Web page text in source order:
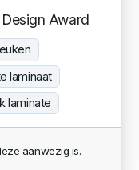
Award
laminaat
laminate
aanwezig is.